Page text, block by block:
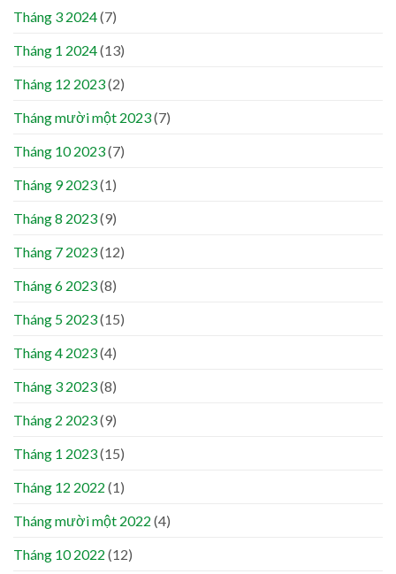
Tháng 3 2024(7)
Tháng 1 2024(13)
Tháng 12 2023(2)
Tháng mười một 2023(7)
Tháng 10 2023(7)
Tháng 9 2023(1)
Tháng 8 2023(9)
Tháng 7 2023(12)
Tháng 6 2023(8)
Tháng 5 2023(15)
Tháng 4 2023(4)
Tháng 3 2023(8)
Tháng 2 2023(9)
Tháng 1 2023(15)
Tháng 12 2022 (1)
Tháng mười một 2022 (4)
Tháng 10 2022 (12)